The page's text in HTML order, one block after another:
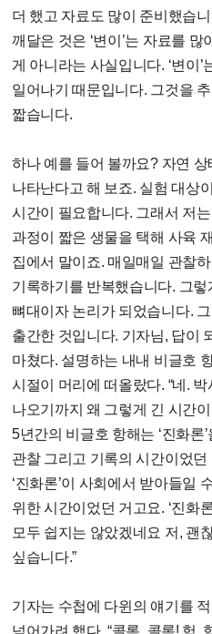
더 했고 자료도 많이 준비했습
깨달은 것은 ‘변이’는 자료를
게 아니라는 사실입니다. ‘변이’
일어나기 때문입니다. 그것을
짧습니다.
하나 예를 들어 볼까요? 자연
나타난다고 해 보죠. 실험 대상
시간이 필요합니다. 그래서 저
과정이 짧은 생물을 택해 사육
집에서 말이죠. 매일매일 관찰
기록하기를 반복했습니다. 그렇
뼈대이자 논리가 되었습니다.
출간한 것입니다. 기자님, 답이
마쳤다. 설명하는 내내 비글호
시절이 머리에 떠올랐다. “네.
나오기까지 왜 그렇게 긴 시간
5년간의 비글호 항해는 ‘진화론
관찰 그리고 기록의 시간이었
‘진화론’이 사회에서 받아들일
위한 시간이었던 거고요. ‘진화
모두 쉽지는 않았겠네요 저, 괜
싶습니다.”
기자는 수첩에 다윈의 얘기를
넘어가려 했다. “콜록, 콜록! 헉,